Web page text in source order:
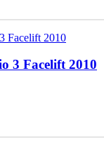
3 Facelift 2010